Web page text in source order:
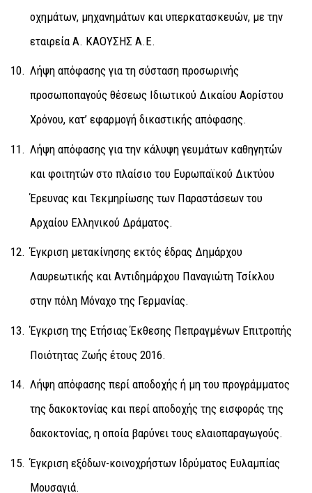
οχημάτων, μηχανημάτων και υπερκατασκευών, με την
εταιρεία Α. ΚΑΟΥΣΗΣ Α.Ε.
Λήψη απόφασης για τη σύσταση προσωρινής
προσωποπαγούς θέσεως Ιδιωτικού Δικαίου Αορίστου
Χρόνου, κατ’ εφαρμογή δικαστικής απόφασης.
Λήψη απόφασης για την κάλυψη γευμάτων καθηγητών
και φοιτητών στο πλαίσιο του Ευρωπαϊκού Δικτύου
Έρευνας και Τεκμηρίωσης των Παραστάσεων του
Αρχαίου Ελληνικού Δράματος.
Έγκριση μετακίνησης εκτός έδρας Δημάρχου
Λαυρεωτικής και Αντιδημάρχου Παναγιώτη Τσίκλου
στην πόλη Μόναχο της Γερμανίας.
Έγκριση της Ετήσιας Έκθεσης Πεπραγμένων Επιτροπής
Ποιότητας Ζωής έτους 2016.
Λήψη απόφασης περί αποδοχής ή μη του προγράμματος
της δακοκτονίας και περί αποδοχής της εισφοράς της
δακοκτονίας, η οποία βαρύνει τους ελαιοπαραγωγούς.
Έγκριση εξόδων-κοινοχρήστων Ιδρύματος Ευλαμπίας
Μουσαγιά.